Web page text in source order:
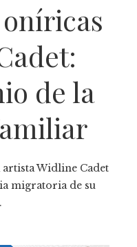
de la